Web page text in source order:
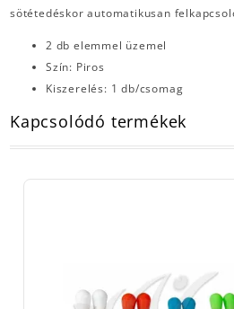
sötétedéskor automatikusan
2 db elemmel üzemel
Szín: Piros
Kiszerelés: 1 db/csomag
Kapcsolódó termékek